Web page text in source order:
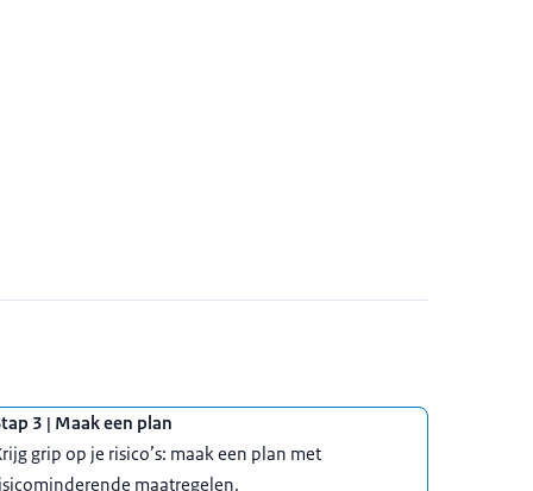
3 | Maak een plan
grip op je risico’s: maak een plan met
maatregelen.